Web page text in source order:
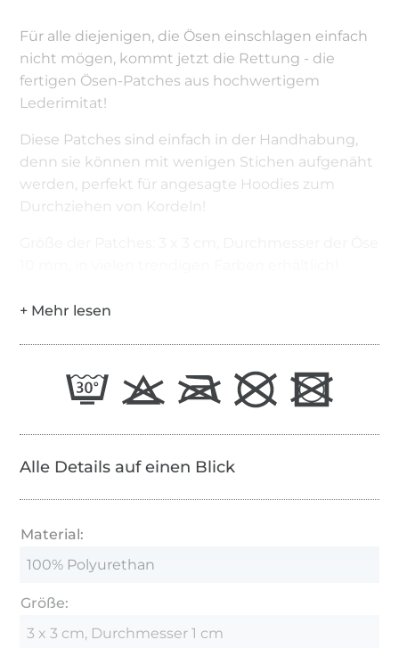
Für alle diejenigen, die Ösen einschlagen einfach
nicht mögen, kommt jetzt die Rettung - die
fertigen Ösen-Patches aus hochwertigem
Lederimitat!
Diese Patches sind einfach in der Handhabung,
denn sie können mit wenigen Stichen aufgenäht
werden, perfekt für angesagte Hoodies zum
Durchziehen von Kordeln!
Alle Details auf einen Blick
Material:
100% Polyurethan
Größe:
3 x 3 cm, Durchmesser 1 cm